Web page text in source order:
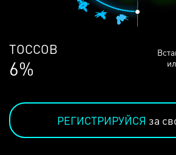
ЛЮДЕЙ
68%
РЕГИСТРИРУЙСЯ за